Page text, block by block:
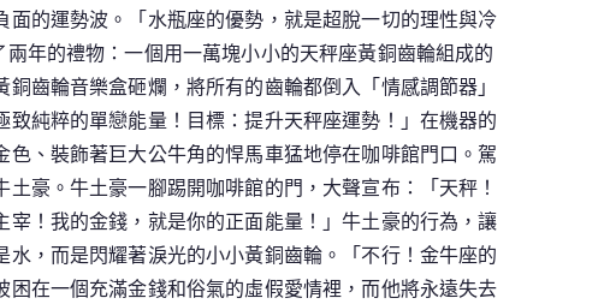
的運勢波。「水瓶座的優勢，就是超脫一切的理性與冷
年的禮物：一個用一萬塊小小的天秤座黃銅齒輪組成的
齒輪音樂盒砸爛，將所有的齒輪都倒入「情感調節器」
純粹的單戀能量！目標：提升天秤座運勢！」在機器的
、裝飾著巨大公牛角的悍馬車猛地停在咖啡館門口。駕
豪。牛土豪一腳踢開咖啡館的門，大聲宣布：「天秤！
！我的金錢，就是你的正面能量！」牛土豪的行為，讓
，而是閃耀著淚光的小小黃銅齒輪。「不行！金牛座的
在一個充滿金錢和俗氣的虛假愛情裡，而他將永遠失去